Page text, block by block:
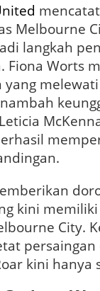
Melbourne
langkah
Fiona Worts
kini
City.
persaingan
kini hanya